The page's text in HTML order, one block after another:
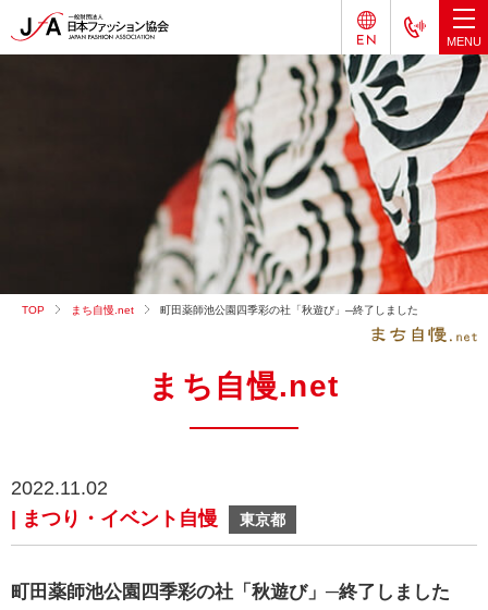
TOP まち自慢.net 町田薬師池公園四季彩の社「秋遊び」─終了しました
まち自慢.net
2022.11.02
| まつり・イベント自慢
東京都
町田薬師池公園四季彩の社「秋遊び」─終了しました